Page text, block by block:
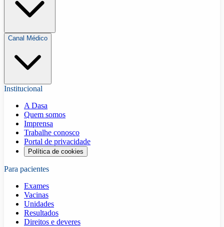
Canal Médico
Institucional
A Dasa
Quem somos
Imprensa
Trabalhe conosco
Portal de privacidade
Política de cookies
Para pacientes
Exames
Vacinas
Unidades
Resultados
Direitos e deveres